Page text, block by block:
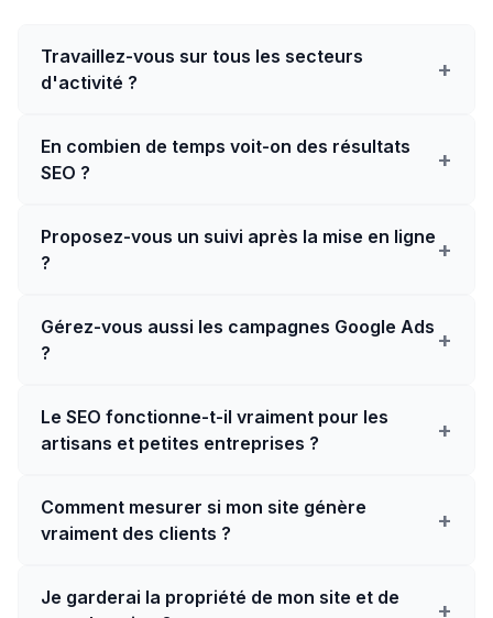
Travaillez-vous sur tous les secteurs
d'activité ?
+
En combien de temps voit-on des résultats
SEO ?
+
Proposez-vous un suivi après la mise en ligne
?
+
Gérez-vous aussi les campagnes Google Ads
?
+
Le SEO fonctionne-t-il vraiment pour les
artisans et petites entreprises ?
+
Comment mesurer si mon site génère
vraiment des clients ?
+
Je garderai la propriété de mon site et de
+